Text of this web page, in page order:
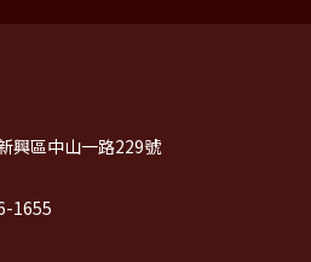
興區中山一路229號
1655